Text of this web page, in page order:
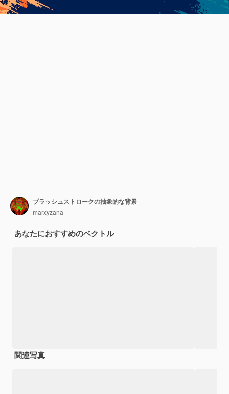
ブラッシュストロークの抽象的な背景
marxyzana
あなたにおすすめのベクトル
関連写真